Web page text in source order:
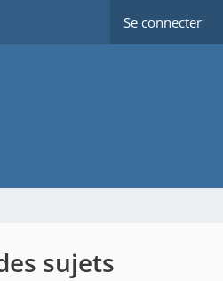
Se connecter
sujets